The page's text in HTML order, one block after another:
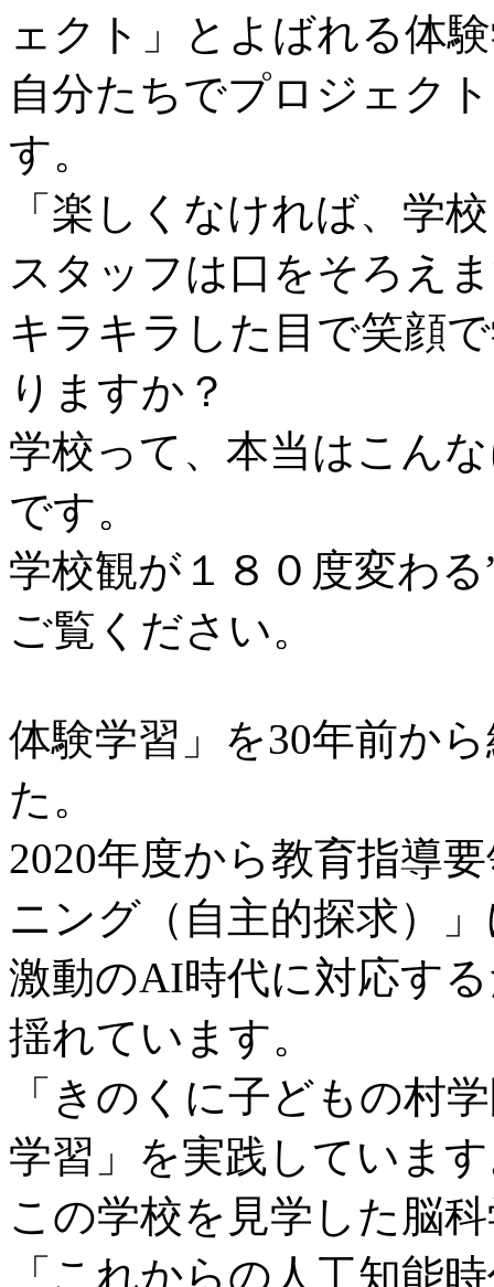
ェクト」とよばれる体
自分たちでプロジェク
す。
「楽しくなければ、学
スタッフは口をそろえ
キラキラした目で笑顔
りますか？
学校って、本当はこん
です。
学校観が１８０度変わ
ご覧ください。
体験学習」を30年前か
た。
2020年度から教育指導
ニング（自主的探求）
激動のAI時代に対応す
揺れています。
「きのくに子どもの村
学習」を実践していま
この学校を見学した脳
「これからの人工知能